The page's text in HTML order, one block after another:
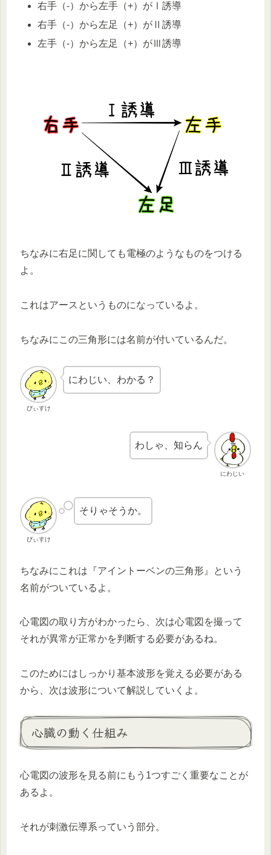
右手（-）から左手（+）がⅠ誘導
右手（-）から左足（+）がⅡ誘導
左手（-）から左足（+）がⅢ誘導
ちなみに右足に関しても電極のようなものをつける
よ。
これはアースというものになっているよ。
ちなみにこの三角形には名前が付いているんだ。
ぴぃすけ
にわじい、わかる？
にわじい
わしゃ、知らん
ぴぃすけ
そりゃそうか。
ちなみにこれは『アイントーベンの三角形』という
名前がついているよ。
心電図の取り方がわかったら、次は心電図を撮って
それが異常が正常かを判断する必要があるね。
このためにはしっかり基本波形を覚える必要がある
から、次は波形について解説していくよ。
心臓の動く仕組み
心電図の波形を見る前にもう1つすごく重要なことが
あるよ。
それが刺激伝導系っていう部分。